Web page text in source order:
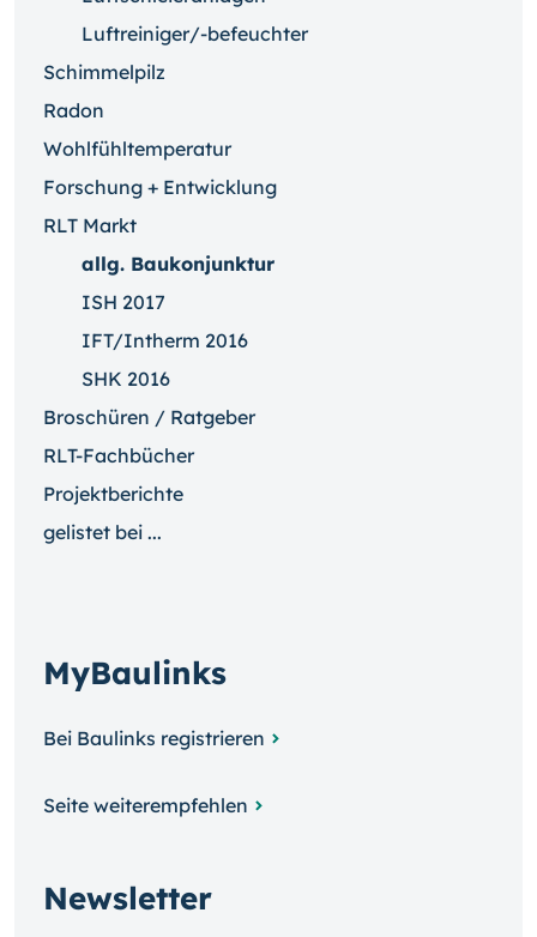
Luftreiniger/-befeuchter
Schimmelpilz
Radon
Wohlfühltemperatur
Forschung + Entwicklung
RLT Markt
allg. Baukonjunktur
ISH 2017
IFT/Intherm 2016
SHK 2016
Broschüren / Ratgeber
RLT-Fachbücher
Projektberichte
gelistet bei ...
MyBaulinks
Bei Baulinks registrieren
Seite weiterempfehlen
Newsletter